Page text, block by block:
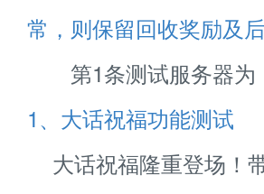
常，则保留回收奖励及
第1条测试服务器为
1、大话祝福功能测试
大话祝福隆重登场！